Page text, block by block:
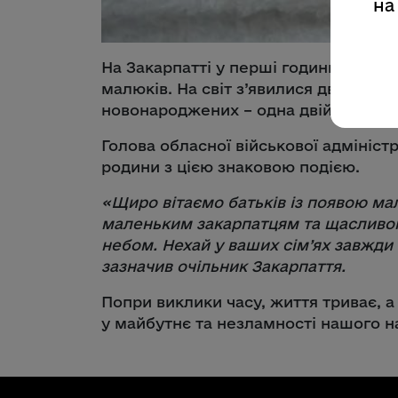
На Закарпатті у перші години
малюків. На світ з’явилися двоє
новонароджених – одна двійня.
Голова обласної військової
родини з цією знаковою подією.
«Щиро вітаємо батьків із появою
маленьким закарпатцям та
небом. Нехай у ваших сім’ях
зазначив очільник Закарпаття.
Попри виклики часу, життя триває,
у майбутнє та незламності нашого